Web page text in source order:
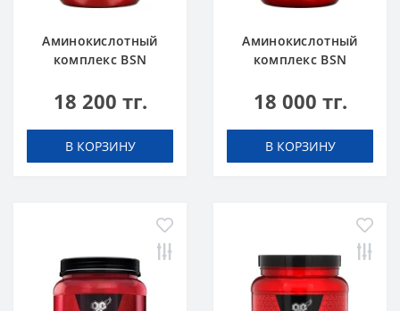
Аминокислотный
комплекс BSN
г Голубая Малина
18 200 тг.
В КОРЗИНУ
Аминокислотный
комплекс BSN
г Фруктовый пунш
18 000 тг.
В КОРЗИНУ